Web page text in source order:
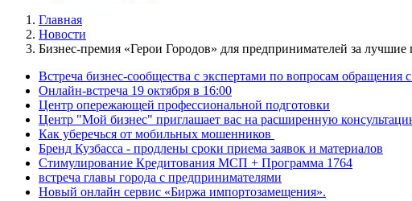
Главная
Новости
Бизнес-премия «Герои Городов» для предпринимателей за
Встреча бизнес-сообщества с экспертами по вопросам обращения
Онлайн-встреча 19 октября в 16:00
Центр опережающей профессиональной подготовки
Центр "Мой бизнес" приглашает вас на расширенную
Как уберечься от мобильных мошенников
Бренд Кузбасса - продлены сроки приема заявок и материалов
Стимулирование Кредитования МСП + Программа 1764
встреча главы города с предпринимателями
Новый онлайн сервис «Биржа импортозамещения».